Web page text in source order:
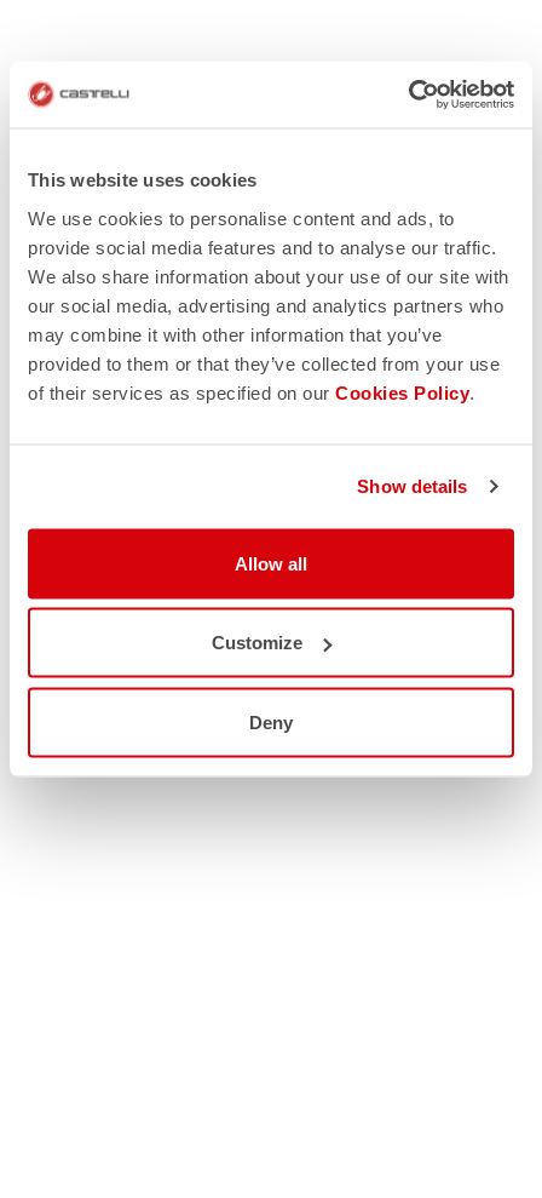
This website uses cookies
We use cookies to personalise content and ads, to
provide social media features and to analyse our traffic.
We also share information about your use of our site with
our social media, advertising and analytics partners who
may combine it with other information that you’ve
provided to them or that they’ve collected from your use
of their services as specified on our Cookies Policy.
Show details
Allow all
Customize
Deny